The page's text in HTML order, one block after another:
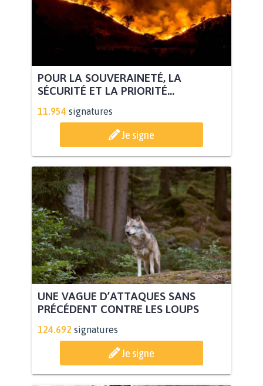
POUR LA SOUVERAINETÉ, LA
SÉCURITÉ ET LA PRIORITÉ...
11.954 signatures
Je signe
UNE VAGUE D’ATTAQUES SANS
PRÉCÉDENT CONTRE LES LOUPS
124.692 signatures
Je signe